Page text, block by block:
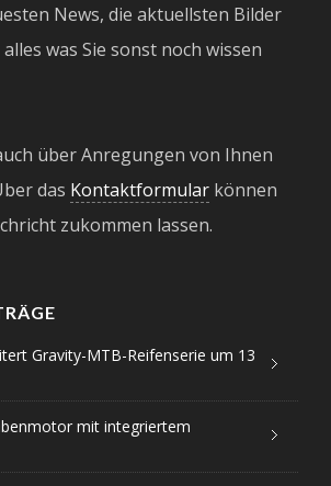
News, die aktuellsten Bilder
was Sie sonst noch wissen
über Anregungen von Ihnen
das Kontaktformular können
zukommen lassen.
Gravity-MTB-Reifenserie um 13
mit integriertem